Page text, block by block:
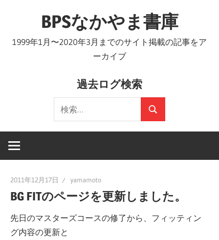
プ
BPSなかやま書庫
1999年1月〜2020年3月までのサイト掲載の記事をア
ーカイブ
過去ログ検索
索:
検
索
2011年12月17日 yamamoto
BG FITのページを更新しました。
先日のマスターズコースの修了から、フィッティン
グ内容の更新と